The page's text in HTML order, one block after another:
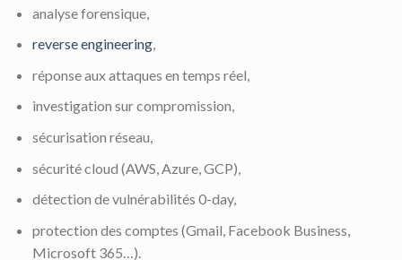
analyse forensique,
reverse engineering,
réponse aux attaques en temps réel,
investigation sur compromission,
sécurisation réseau,
sécurité cloud (AWS, Azure, GCP),
détection de vulnérabilités 0-day,
protection des comptes (Gmail, Facebook Business,
Microsoft 365…).